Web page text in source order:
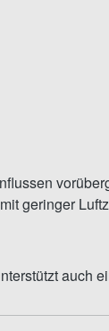
geringer
auch